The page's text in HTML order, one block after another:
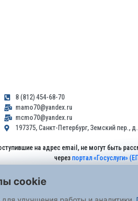
8 (812) 454-68-70
mamo70@yandex.ru
mcmo70@yandex.ru
197375, Санкт-Петербург, Земский пер.,
на адрес email, не могут быть
через портал «Госуслуги»
cookie